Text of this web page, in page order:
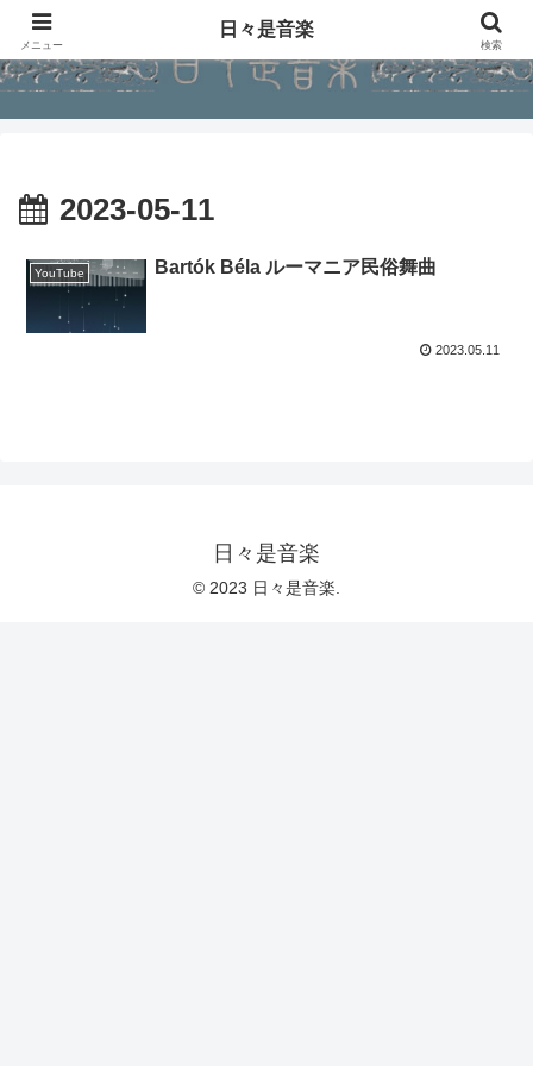
2023-05-11
YouTube Bartók Béla ルーマニア民俗舞曲
2023.05.11
日々是音楽
© 2023 日々是音楽.
メニュー
日々是音楽
検索